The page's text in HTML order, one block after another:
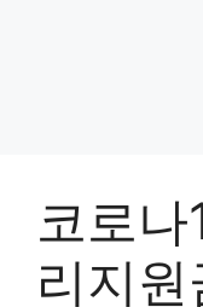
코로
리지